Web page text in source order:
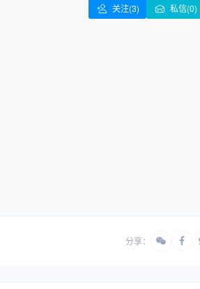
关注(3) 私信(0)
分享：